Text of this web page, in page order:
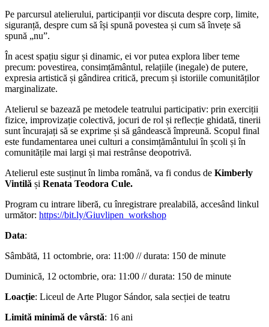
Pe parcursul atelierului, participanții vor discuta despre corp, limite,
siguranță, despre cum să își spună povestea și cum să învețe să
spună „nu”.
În acest spațiu sigur și dinamic, ei vor putea explora liber teme
precum: povestirea, consimțământul, relațiile (inegale) de putere,
expresia artistică și gândirea critică, precum și istoriile comunităților
marginalizate.
Atelierul se bazează pe metodele teatrului participativ: prin exerciții
fizice, improvizație colectivă, jocuri de rol și reflecție ghidată, tinerii
sunt încurajați să se exprime și să gândească împreună. Scopul final
este fundamentarea unei culturi a consimțământului în școli și în
comunitățile mai largi și mai restrânse deopotrivă.
Atelierul este susținut în limba română, va fi condus de Kimberly
Vintilă și Renata Teodora Cule.
Program cu intrare liberă, cu înregistrare prealabilă, accesând linkul
următor: https://bit.ly/Giuvlipen_workshop
Data:
Sâmbătă, 11 octombrie, ora: 11:00 // durata: 150 de minute
Duminică, 12 octombrie, ora: 11:00 // durata: 150 de minute
Loacție: Liceul de Arte Plugor Sándor, sala secției de teatru
Limită minimă de vârstă: 16 ani